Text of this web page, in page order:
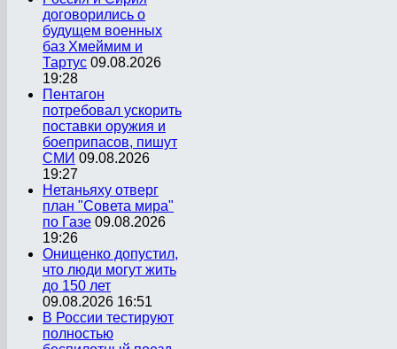
договорились о
будущем военных
баз Хмеймим и
Тартус 09.08.2026
19:28
Пентагон
потребовал ускорить
поставки оружия и
боеприпасов, пишут
СМИ 09.08.2026
19:27
Нетаньяху отверг
план "Совета мира"
по Газе 09.08.2026
19:26
Онищенко допустил,
что люди могут жить
до 150 лет
09.08.2026 16:51
В России тестируют
полностью